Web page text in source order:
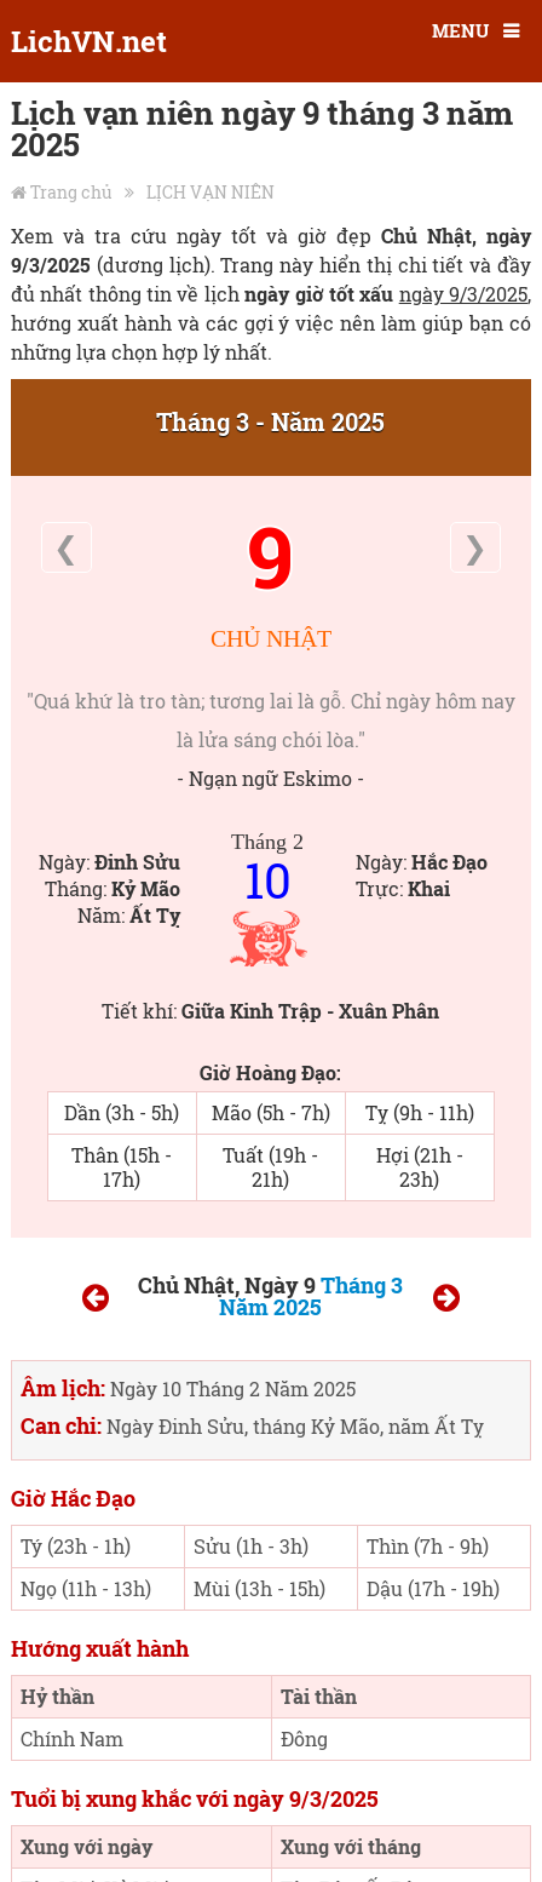
LichVN.net MENU
Lịch vạn niên ngày 9 tháng 3 năm
2025
Trang chủ LỊCH VẠN NIÊN
Xem và tra cứu ngày tốt và giờ đẹpChủ Nhật, ngày
9/3/2025 (dương lịch). Trang này hiển thị chi tiết và đầy
đủ nhất thông tin về lịchngày giờ tốt xấu ngày 9/3/2025,
hướng xuất hành và các gợi ý việc nên làm giúp bạn có
những lựa chọn hợp lý nhất.
Tháng 3 - Năm 2025
❮ 9 ❯
CHỦ NHẬT
"Quá khứ là tro tàn; tương lai là gỗ. Chỉ ngày hôm nay
là lửa sáng chói lòa."
- Ngạn ngữ Eskimo -
Ngày:Đinh Sửu
Tháng:Kỷ Mão
Năm:Ất Tỵ
Tháng 2
10 Ngày:Hắc Đạo
Trực:Khai
Tiết khí:Giữa Kinh Trập - Xuân Phân
Giờ Hoàng Đạo:
Dần (3h - 5h)
Mão (5h - 7h)
Tỵ (9h - 11h)
Thân (15h -
17h)
Tuất (19h -
21h)
Hợi (21h -
23h)
Chủ Nhật, Ngày 9Tháng 3
Năm 2025
Âm lịch:Ngày 10 Tháng 2 Năm 2025
Can chi:Ngày Đinh Sửu, tháng Kỷ Mão, năm Ất Tỵ
Giờ Hắc Đạo
Tý (23h - 1h) Sửu (1h - 3h)
Thìn (7h - 9h)
Ngọ (11h - 13h)
Mùi (13h - 15h) Dậu (17h - 19h)
Hướng xuất hành
Hỷ thần
Tài thần
Chính Nam
Đông
Tuổi bị xung khắc với ngày 9/3/2025
Xung với ngày
Xung với tháng